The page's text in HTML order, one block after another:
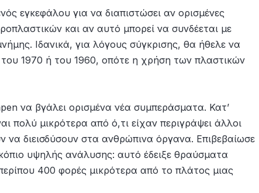
εγκεφάλου για να διαπιστώσει αν ορισμένες
και αν αυτό μπορεί να συνδέεται με
Ιδανικά, για λόγους σύγκρισης, θα ήθελε να
του 1970 ή του 1960, οπότε η χρήση των πλαστικών
να βγάλει ορισμένα νέα συμπεράσματα. Κατ’
πολύ μικρότερα από ό,τι είχαν περιγράψει άλλοι
να διεισδύσουν στα ανθρώπινα όργανα. Επιβεβαίωσε
υψηλής ανάλυσης: αυτό έδειξε θραύσματα
400 φορές μικρότερα από το πλάτος μιας